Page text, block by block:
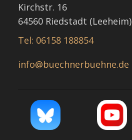
Kirchstr. 16
64560 Riedstadt (Leeheim)
Tel: 06158 188854
info@buechnerbuehne.de